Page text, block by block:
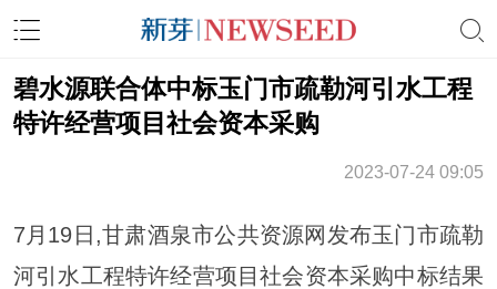
碧水源联合体中标玉门市疏勒河引水工程
特许经营项目社会资本采购
2023-07-24 09:05
7月19日,甘肃酒泉市公共资源网发布玉门市疏勒
河引水工程特许经营项目社会资本采购中标结果